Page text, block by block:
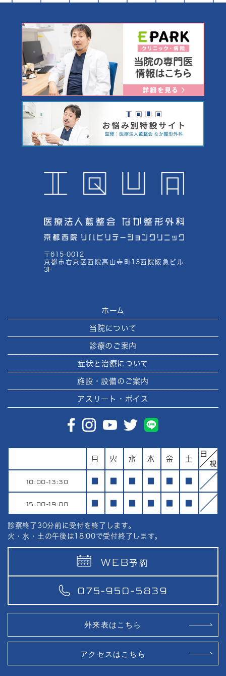
〒615-0012
京都市右京区西院高山寺町13西院阪急ビル
3F
ホーム
当院について
診療のご案内
症状と治療について
施設・設備のご案内
アスリート・ボイス
月 火 水 木 金 土
10:00-13:30
15:00-19:00
診察終了30分前に受付を終了します。
火・水・土の午後は18:00で受付終了します。
WEB予約
075-950-5839
外来表はこちら
アクセスはこちら